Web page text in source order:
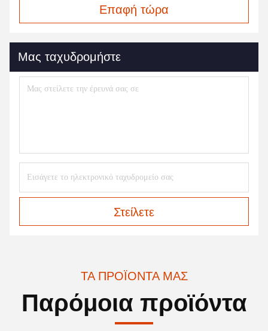
Επαφή τώρα
Μας ταχυδρομήστε
Στείλετε
ΤΑ ΠΡΟΪΌΝΤΑ ΜΑΣ
Παρόμοια προϊόντα